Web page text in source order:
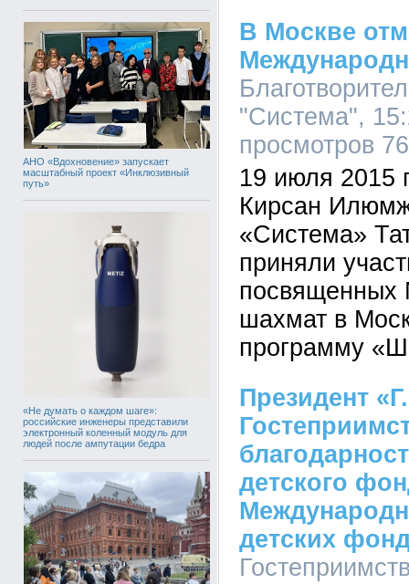
АНО «Вдохновение» запускает
масштабный проект «Инклюзивный
путь»
«Не думать о каждом шаге»:
российские инженеры представили
электронный коленный модуль для
людей после ампутации бедра
В Москве
"Система",
просмотров
19 июля 2015
Кирсан
«Система»
приняли
посвященных
шахмат в
программу
Президент
детского
детских